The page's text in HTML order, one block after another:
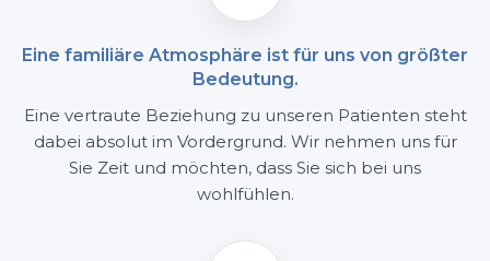
Eine familiäre Atmosphäre ist für uns von größter
Bedeutung.
Eine vertraute Beziehung zu unseren Patienten steht
dabei absolut im Vordergrund. Wir nehmen uns für
Sie Zeit und möchten, dass Sie sich bei uns
wohlfühlen.